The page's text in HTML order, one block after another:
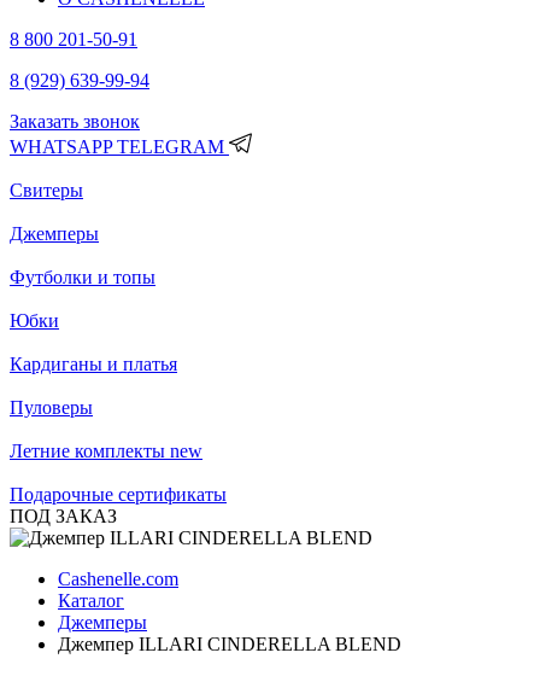
8 800 201-50-91
8 (929) 639-99-94
Заказать звонок
WHATSAPPTELEGRAM
Свитеры
Джемперы
Футболки и топы
Юбки
Кардиганы и платья
Пуловеры
Летние комплекты new
Подарочные сертификаты
ПОД ЗАКАЗ
Cashenelle.com
Каталог
Джемперы
Джемпер ILLARI CINDERELLA BLEND